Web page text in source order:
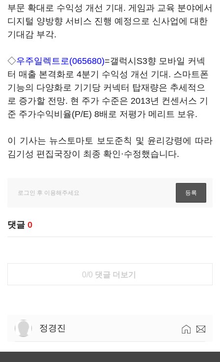
부문 확대로 수익성 개선 기대. 게임과 교육 분야에서
디지털 양방향 서비스 진행 예정으로 신사업에 대한
기대감 부각.
◇우주일렉트로(065680)=갤럭시S3향 모바일 커넥
터 매출 본격화로 4분기 수익성 개선 기대. 스마트폰
기능의 다양화로 기기당 커넥터 탑재량은 추세적으
로 증가할 전망. 현 주가 수준은 2013년 컨센서스 기
준 주가수익비율(P/E) 8배로 저평가 메리트 보유.
이 기사는 뉴스토마토 보도준칙 및 윤리강령에 따라
김기성 편집국장이 최종 확인·수정했습니다.
댓글 0
0/0 댓글 더보기
정경진